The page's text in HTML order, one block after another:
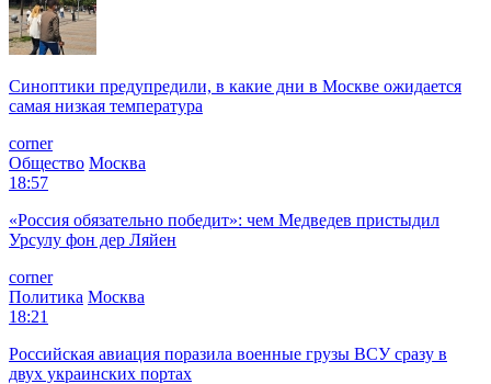
Синоптики предупредили, в какие дни в Москве ожидается
самая низкая температура
corner
Общество Москва
18:57
«Россия обязательно победит»: чем Медведев пристыдил
Урсулу фон дер Ляйен
corner
Политика Москва
18:21
Российская авиация поразила военные грузы ВСУ сразу в
двух украинских портах